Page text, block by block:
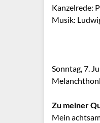
Kanzelrede:
Musik:
Sonntag, 7.
Zu meiner
Mein